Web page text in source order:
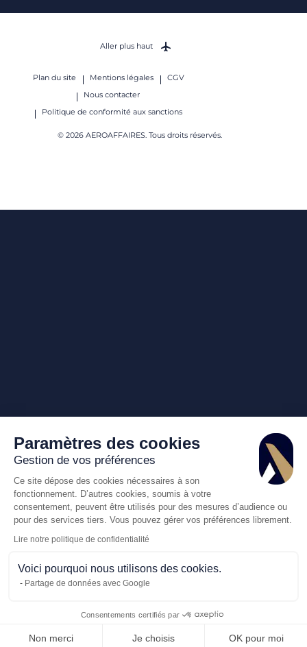
Plan du site Mentions légales
CGV
Nous contacter
Politique de conformité aux sanctions
© 2026 AEROAFFAIRES. Tous droits réservés.
Aller plus haut
Paramètres des cookies
Gestion de vos préférences
Ce site dépose des cookies nécessaires à son
fonctionnement. D’autres cookies, soumis à votre
consentement, peuvent être utilisés pour des mesures d’audience ou
pour des services tiers. Vous pouvez gérer vos préférences librement.
Lire notre politique de confidentialité
Voici pourquoi nous utilisons des cookies.
Partage de données avec Google
Consentements certifiés par
Non merci Je choisis OK pour moi